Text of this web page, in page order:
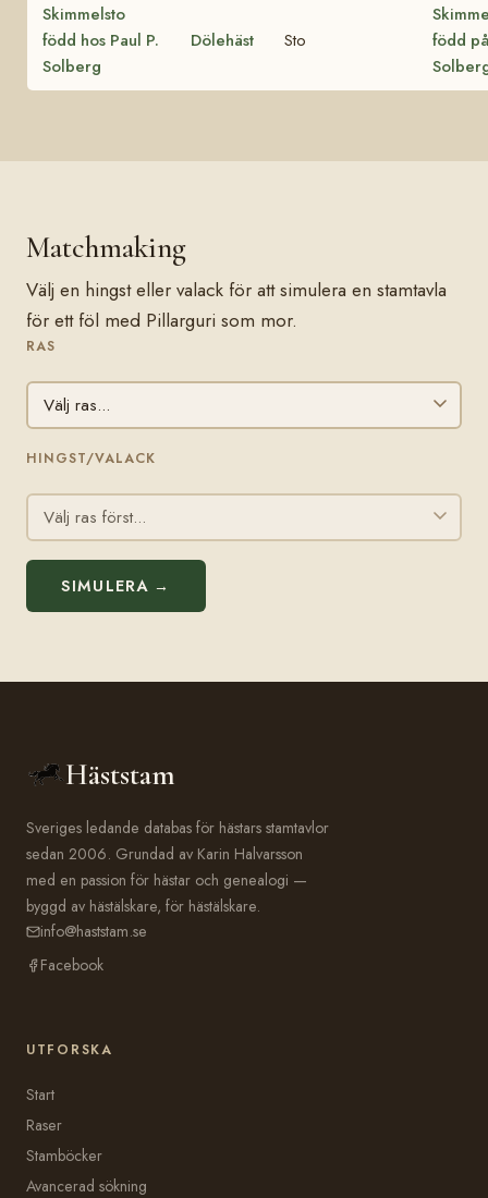
Skimmelsto
född hos Paul P.
Solberg
Dölehäst Sto
född
Matchmaking
Välj en hingst eller valack för att simulera en stamtavla
för ett föl med Pillarguri som mor.
RAS
HINGST/VALACK
SIMULERA →
Häststam
Sveriges ledande databas för hästars stamtavlor
sedan 2006. Grundad av Karin Halvarsson
med en passion för hästar och genealogi —
byggd av hästälskare, för hästälskare.
info@haststam.se
Facebook
UTFORSKA
Start
Raser
Stamböcker
Avancerad sökning